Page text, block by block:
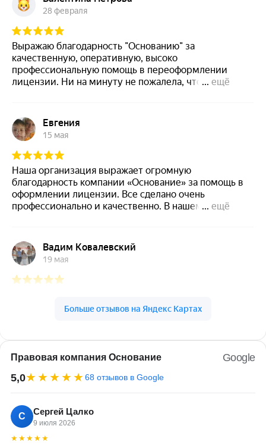
Правовая компания Основание
Google
5,0★★★★★68 отзывов в Google
С Сергей Цалко
9 июля 2026
★★★★★